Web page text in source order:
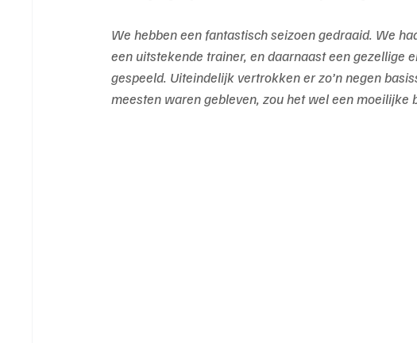
We hebben een fantastisch seizoen gedraaid. We
een uitstekende trainer, en daarnaast een gezellige
gespeeld. Uiteindelijk vertrokken er zo’n negen
meesten waren gebleven, zou het wel een moeilijke